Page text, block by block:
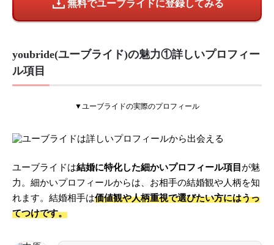
youbride(ユーブライド)の魅力①詳しいプロフィー
ル項目
▼ユーブライドの実際のプロフィール
ユーブライドは結婚に特化した細かいプロフィール項目 が魅
力。細かいプロフィールからは、お相手の結婚観や人柄を知
れます。結婚相手は価値観や人柄重視で選びたい方にはうっ
てつけです。